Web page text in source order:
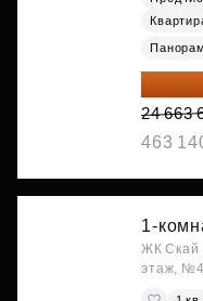
20
24 663
463
1-
ЖК Скай
этаж,